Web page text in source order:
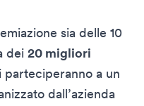
sia delle 10
dei 20 migliori
parteciperanno a un
dall’azienda